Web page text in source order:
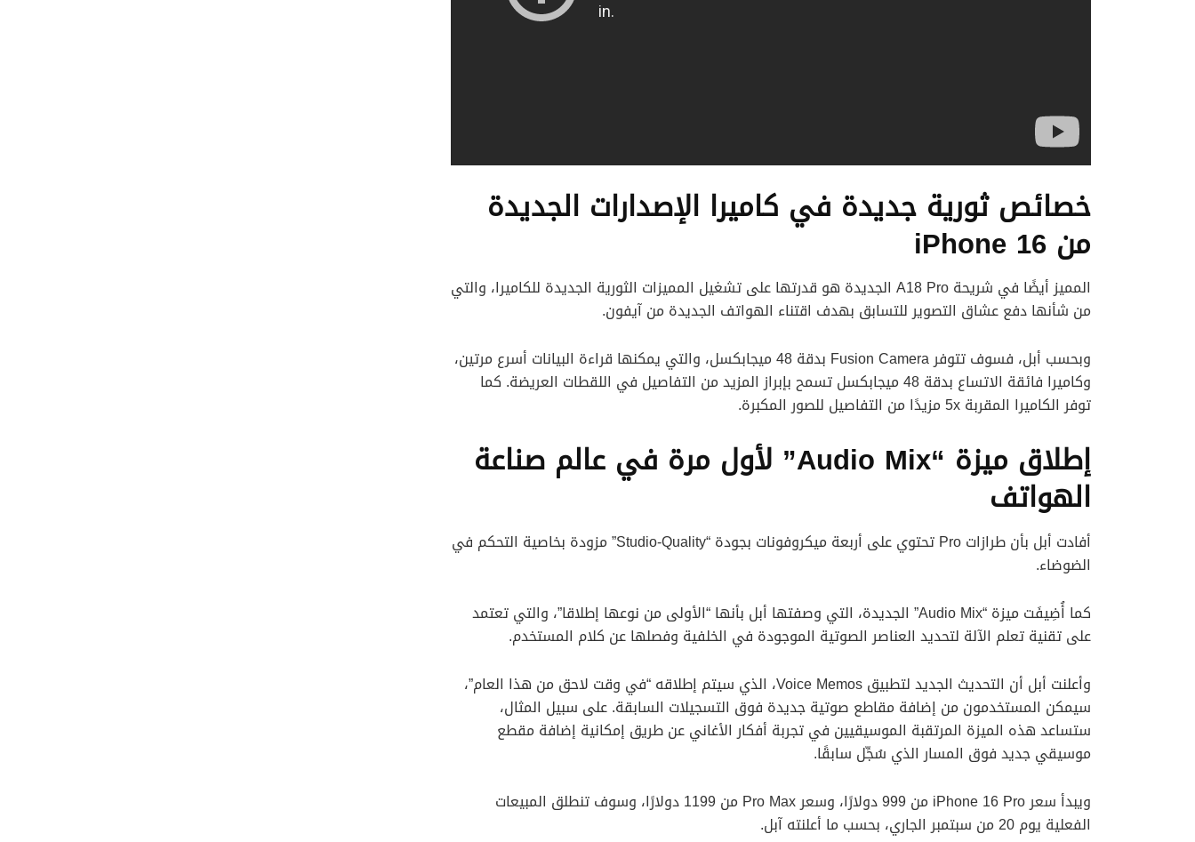
خصائص ثورية جديدة في كاميرا الإصدارات الجديدة
من iPhone 16
المميز أيضًا في شريحة A18 Pro الجديدة هو قدرتها على تشغيل المميزات الثورية الجديدة للكاميرا، والتي
من شأنها دفع عشاق التصوير للتسابق بهدف اقتناء الهواتف الجديدة من آيفون.
وبحسب أبل، فسوف تتوفر Fusion Camera بدقة 48 ميجابكسل، والتي يمكنها قراءة البيانات أسرع مرتين،
وكاميرا فائقة الاتساع بدقة 48 ميجابكسل تسمح بإبراز المزيد من التفاصيل في اللقطات العريضة. كما
توفر الكاميرا المقربة 5x مزيدًا من التفاصيل للصور المكبرة.
إطلاق ميزة “Audio Mix” لأول مرة في عالم صناعة
الهواتف
أفادت أبل بأن طرازات Pro تحتوي على أربعة ميكروفونات بجودة “Studio-Quality” مزودة بخاصية التحكم في
الضوضاء.
كما أُضِيفَت ميزة “Audio Mix” الجديدة، التي وصفتها أبل بأنها “الأولى من نوعها إطلاقا”، والتي تعتمد
على تقنية تعلم الآلة لتحديد العناصر الصوتية الموجودة في الخلفية وفصلها عن كلام المستخدم.
وأعلنت أبل أن التحديث الجديد لتطبيق Voice Memos، الذي سيتم إطلاقه “في وقت لاحق من هذا العام”،
سيمكن المستخدمون من إضافة مقاطع صوتية جديدة فوق التسجيلات السابقة. على سبيل المثال،
ستساعد هذه الميزة المرتقبة الموسيقيين في تجربة أفكار الأغاني عن طريق إمكانية إضافة مقطع
موسيقي جديد فوق المسار الذي سُجِّل سابقًا.
ويبدأ سعر iPhone 16 Pro من 999 دولارًا، وسعر Pro Max من 1199 دولارًا، وسوف تنطلق المبيعات
الفعلية يوم 20 من سبتمبر الجاري، بحسب ما أعلنته آبل.